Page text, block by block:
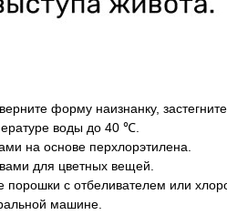
форму наизнанку,
воды до 40 ℃.
на основе перхлорэтилена.
для цветных вещей.
порошки с отбеливателем или
машине.